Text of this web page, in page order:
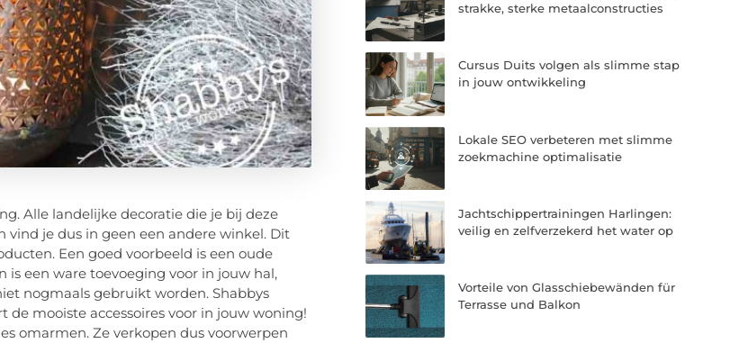
Alle landelijke decoratie die je bij deze
vind je dus in geen een andere winkel. Dit
Een goed voorbeeld is een oude
is een ware toevoeging voor in jouw hal,
nogmaals gebruikt worden. Shabbys
mooiste accessoires voor in jouw woning!
omarmen. Ze verkopen dus voorwerpen
strakke, sterke metaalconstructies
Cursus Duits volgen als slimme stap
in jouw ontwikkeling
Lokale SEO verbeteren met slimme
zoekmachine optimalisatie
Jachtschippertrainingen Harlingen:
veilig en zelfverzekerd het water op
Vorteile von Glasschiebewänden für
Terrasse und Balkon